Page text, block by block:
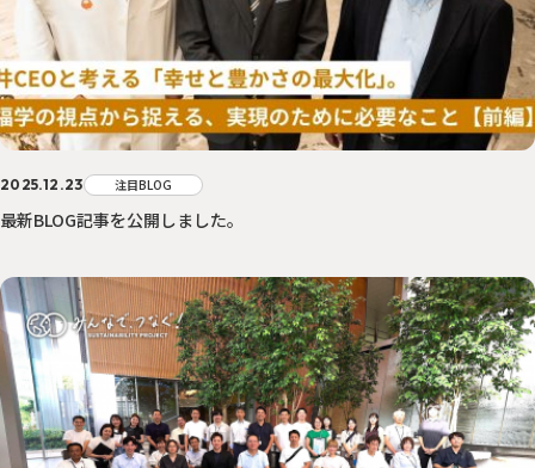
2025.12.23 注目BLOG
最新BLOG記事を公開しました。